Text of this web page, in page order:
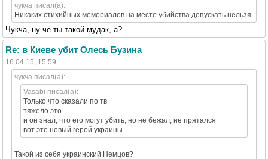
чукча писал(а):
Никаких стихийных мемориалов на месте убийства допускать нельзя
Чукча, ну чё ты такой мудак, а?
Re: в Киеве убит Олесь Бузина
16.04.15, 15:59
чукча писал(а):
Vasabi писал(а):
Только что сказали по тв
тяжело это
и он знал, что его могут убить, но не бежал, не прятался
вот это новый герой украины
Такой из себя украинский Немцов?